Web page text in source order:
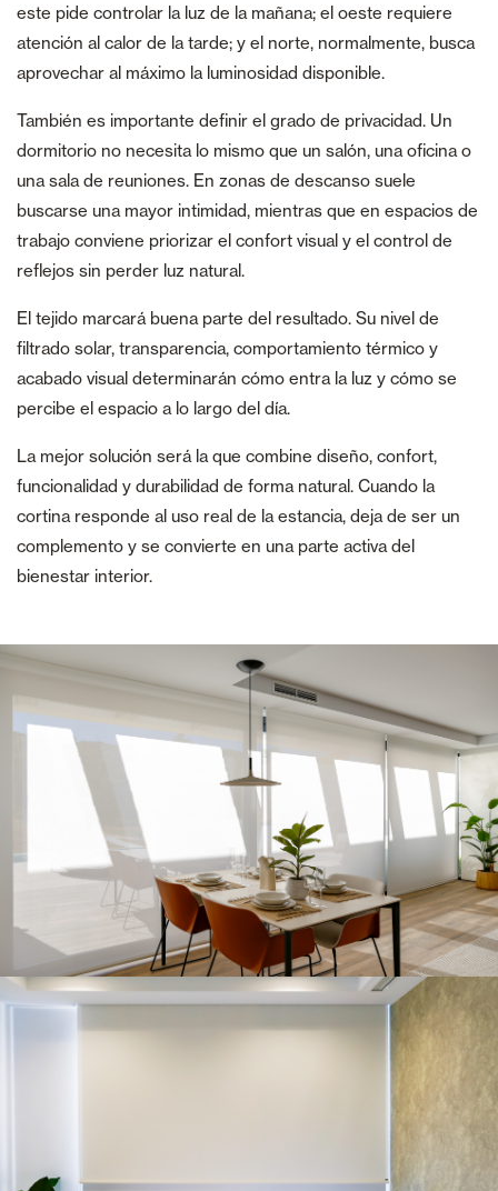
este pide controlar la luz de la mañana; el oeste requiere
atención al calor de la tarde; y el norte, normalmente, busca
aprovechar al máximo la luminosidad disponible.
También es importante definir el grado de privacidad. Un
dormitorio no necesita lo mismo que un salón, una oficina o
una sala de reuniones. En zonas de descanso suele
buscarse una mayor intimidad, mientras que en espacios de
trabajo conviene priorizar el confort visual y el control de
reflejos sin perder luz natural.
El tejido marcará buena parte del resultado. Su nivel de
filtrado solar, transparencia, comportamiento térmico y
acabado visual determinarán cómo entra la luz y cómo se
percibe el espacio a lo largo del día.
La mejor solución será la que combine diseño, confort,
funcionalidad y durabilidad de forma natural. Cuando la
cortina responde al uso real de la estancia, deja de ser un
complemento y se convierte en una parte activa del
bienestar interior.